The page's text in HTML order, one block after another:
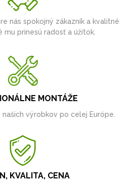
nás spokojný zákazník a kvalitné
mu prinesú radosť a úžitok.
MONTÁŽE
výrobkov po celej Európe.
KVALITA, CENA